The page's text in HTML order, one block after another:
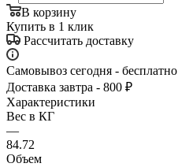
В корзину
Купить в 1 клик
Рассчитать доставку
Самовывоз сегодня - бесплатно
Доставка завтра - 800 ₽
Характеристики
Вес в КГ
—
84.72
Объем